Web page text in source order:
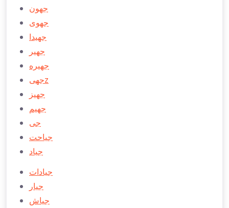
جهون
جهوی
جهیدا
جهیر
جهیره
جهیz
جهیز
جهیم
جی
جياحت
جياد
جيادات
جيار
جياش